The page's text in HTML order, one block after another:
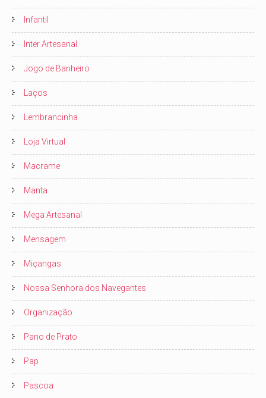
Infantil
Inter Artesanal
Jogo de Banheiro
Laços
Lembrancinha
Loja Virtual
Macrame
Manta
Mega Artesanal
Mensagem
Miçangas
Nossa Senhora dos Navegantes
Organização
Pano de Prato
Pap
Pascoa